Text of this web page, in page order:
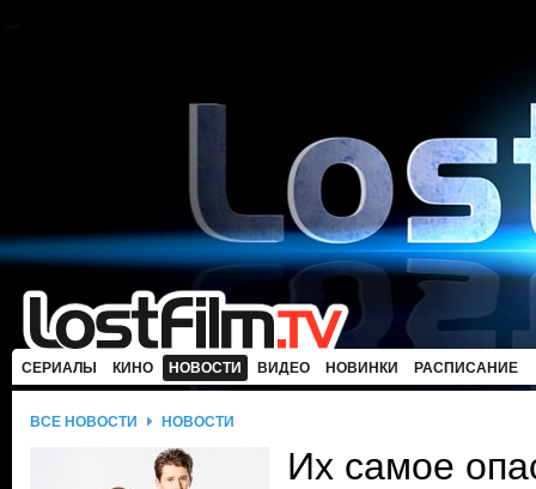
СЕРИАЛЫ КИНО НОВОСТИ ВИДЕО НОВИНКИ РАСПИСАНИЕ
ВСЕ НОВОСТИ НОВОСТИ
Их самое